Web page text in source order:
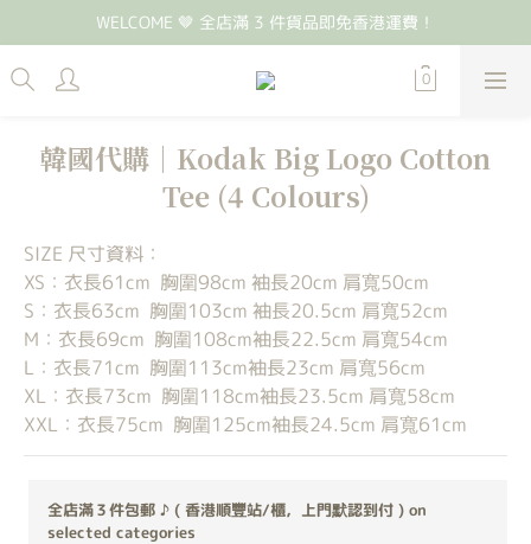
WELCOME 🤎 全店滿 3 件貨品即免香港運費！
韓國代購｜Kodak Big Logo Cotton
Tee (4 Colours)
SIZE 尺寸資料：
XS：衣長61cm  胸圍98cm 袖長20cm 肩寬50cm
S：衣長63cm  胸圍103cm 袖長20.5cm 肩寬52cm
M：衣長69cm  胸圍108cm袖長22.5cm 肩寬54cm
L：衣長71cm  胸圍113cm袖長23cm 肩寬56cm
XL：衣長73cm  胸圍118cm袖長23.5cm 肩寬58cm
XXL：衣長75cm  胸圍125cm袖長24.5cm 肩寬61cm
全店滿３件包郵 ♪ ( 香港順豐站/櫃，上門默認到付 ) on
selected categories